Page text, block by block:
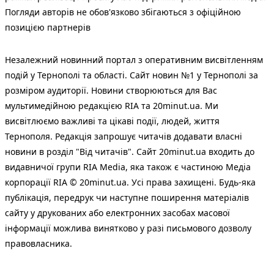
Погляди авторів не обов'язково збігаються з офіційною
позицією партнерів
Незалежний новинний портал з оперативним висвітленням
подій у Тернополі та області. Сайт новин №1 у Тернополі за
розміром аудиторії. Новини створюються для Вас
мультимедійною редакцією RIA та 20minut.ua. Ми
висвітлюємо важливі та цікаві події, людей, життя
Тернополя. Редакція запрошує читачів додавати власні
новини в розділ "Від читачів". Сайт 20minut.ua входить до
видавничої групи RIA Media, яка також є частиною Медіа
корпорації RIA © 20minut.ua. Усі права захищені. Будь-яка
публiкацiя, передрук чи наступне поширення матеріалів
сайту у друкованих або електронних засобах масової
інформації можлива винятково у разі письмового дозволу
правовласника.